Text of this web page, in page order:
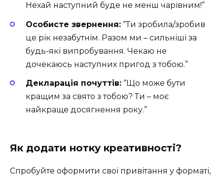
Нехай наступний буде не менш чарівним!”
Особисте звернення: “Ти зробила/зробив
це рік незабутнім. Разом ми – сильніші за
будь-які випробування. Чекаю не
дочекаюсь наступних пригод з тобою.”
Декларація почуттів: “Що може бути
кращим за свято з тобою? Ти – моє
найкраще досягнення року.”
Як додати нотку креативності?
Спробуйте оформити свої привітання у форматі,